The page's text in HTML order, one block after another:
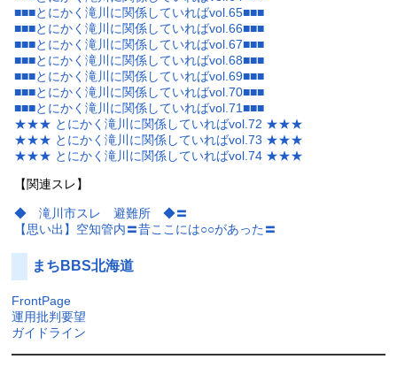
■■■とにかく滝川に関係していればvol.65■■■
■■■とにかく滝川に関係していればvol.66■■■
■■■とにかく滝川に関係していればvol.67■■■
■■■とにかく滝川に関係していればvol.68■■■
■■■とにかく滝川に関係していればvol.69■■■
■■■とにかく滝川に関係していればvol.70■■■
■■■とにかく滝川に関係していればvol.71■■■
★★★ とにかく滝川に関係していればvol.72 ★★★
★★★ とにかく滝川に関係していればvol.73 ★★★
★★★ とにかく滝川に関係していればvol.74 ★★★
【関連スレ】
◆ 滝川市スレ 避難所 ◆〓
【思い出】空知管内〓昔ここには○○があった〓
まちBBS北海道
FrontPage
運用批判要望
ガイドライン